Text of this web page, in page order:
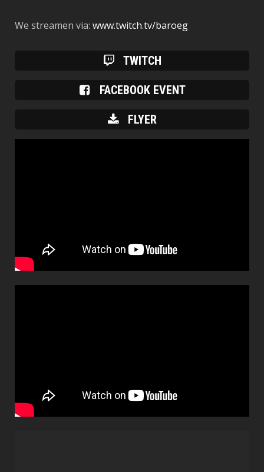
We streamen via: www.twitch.tv/baroeg
TWITCH
FACEBOOK EVENT
FLYER